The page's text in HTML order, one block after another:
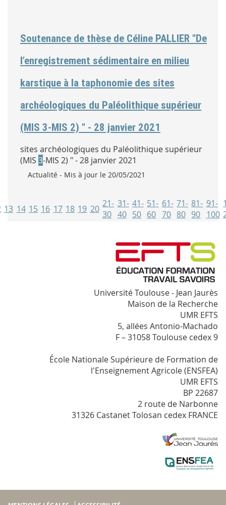
Soutenance de thèse de Céline PALLIER "De
l’enregistrement sédimentaire en milieu
karstique à la taphonomie des sites
archéologiques du Paléolithique supérieur
(MIS 3-MIS 2) " - 28 janvier 2021
sites archéologiques du Paléolithique supérieur
(MIS 3-MIS 2) " - 28 janvier 2021
Type :
Actualité - Mis à jour le 20/05/2021
13 14 15 16 17 18 19 20 21-
30
31-
40
41-
50
51-
60
61-
70
71-
80
81-
90
91-
100
Université Toulouse - Jean Jaurès
Maison de la Recherche
UMR EFTS
5, allées Antonio-Machado
F – 31058 Toulouse cedex 9
École Nationale Supérieure de Formation de
l'Enseignement Agricole (ENSFEA)
UMR EFTS
BP 22687
2 route de Narbonne
31326 Castanet Tolosan cedex FRANCE